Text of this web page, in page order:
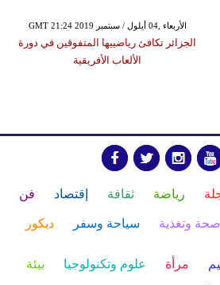
GMT 21:24 2019 الأربعاء ,04 أيلول / سبتمبر
الجزائر تكافئ رياضييها المتفوقين في دورة
الألعاب الأفريقية
رياضة ثقافة إقتصاد فن
صحة وتغذية سياحة وسفر ديكور
مرأة علوم وتكنولوجيا بيئة